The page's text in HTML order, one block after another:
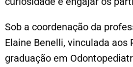
Sob a coordenação da
Elaine Benelli, vinculada aos
graduação em